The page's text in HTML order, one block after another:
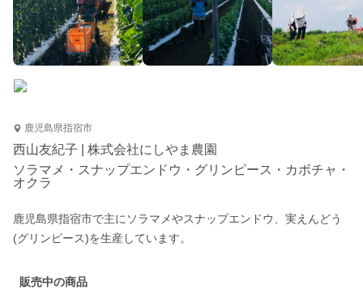
鹿児島県指宿市
西山友紀子 | 株式会社にしやま農園
ソラマメ・スナップエンドウ・グリンピース・カボチャ・
オクラ
鹿児島県指宿市で主にソラマメやスナップエンドウ、実えんどう
(グリンピース)を生産しています。
販売中の商品